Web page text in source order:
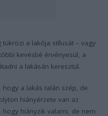
tükrözi a lakója stílusát – vagy
kevésbé érvényesül, a
a lakásán keresztül.
a lakás talán szép, de
hiányérzete van az
hiányzik valami, de nem